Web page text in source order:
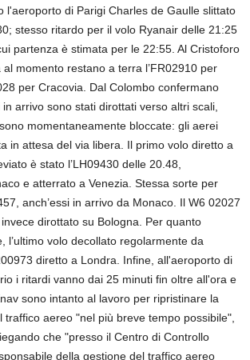
l'aeroporto di Parigi Charles de Gaulle slittato
stesso ritardo per il volo Ryanair delle 21:25
partenza è stimata per le 22:55. Al Cristoforo
momento restano a terra l’FR02910 per
per Cracovia. Dal Colombo confermano
arrivo sono stati dirottati verso altri scali,
momentaneamente bloccate: gli aerei
in attesa del via libera. Il primo volo diretto a
è stato l’LH09430 delle 20.48,
e atterrato a Venezia. Stessa sorte per
anch’essi in arrivo da Monaco. Il W6 02027
dirottato su Bologna. Per quanto
l’ultimo volo decollato regolarmente da
diretto a Londra. Infine, all'aeroporto di
i ritardi vanno dai 25 minuti fin oltre all'ora e
sono intanto al lavoro per ripristinare la
traffico aereo "nel più breve tempo possibile",
che "presso il Centro di Controllo
della gestione del traffico aereo